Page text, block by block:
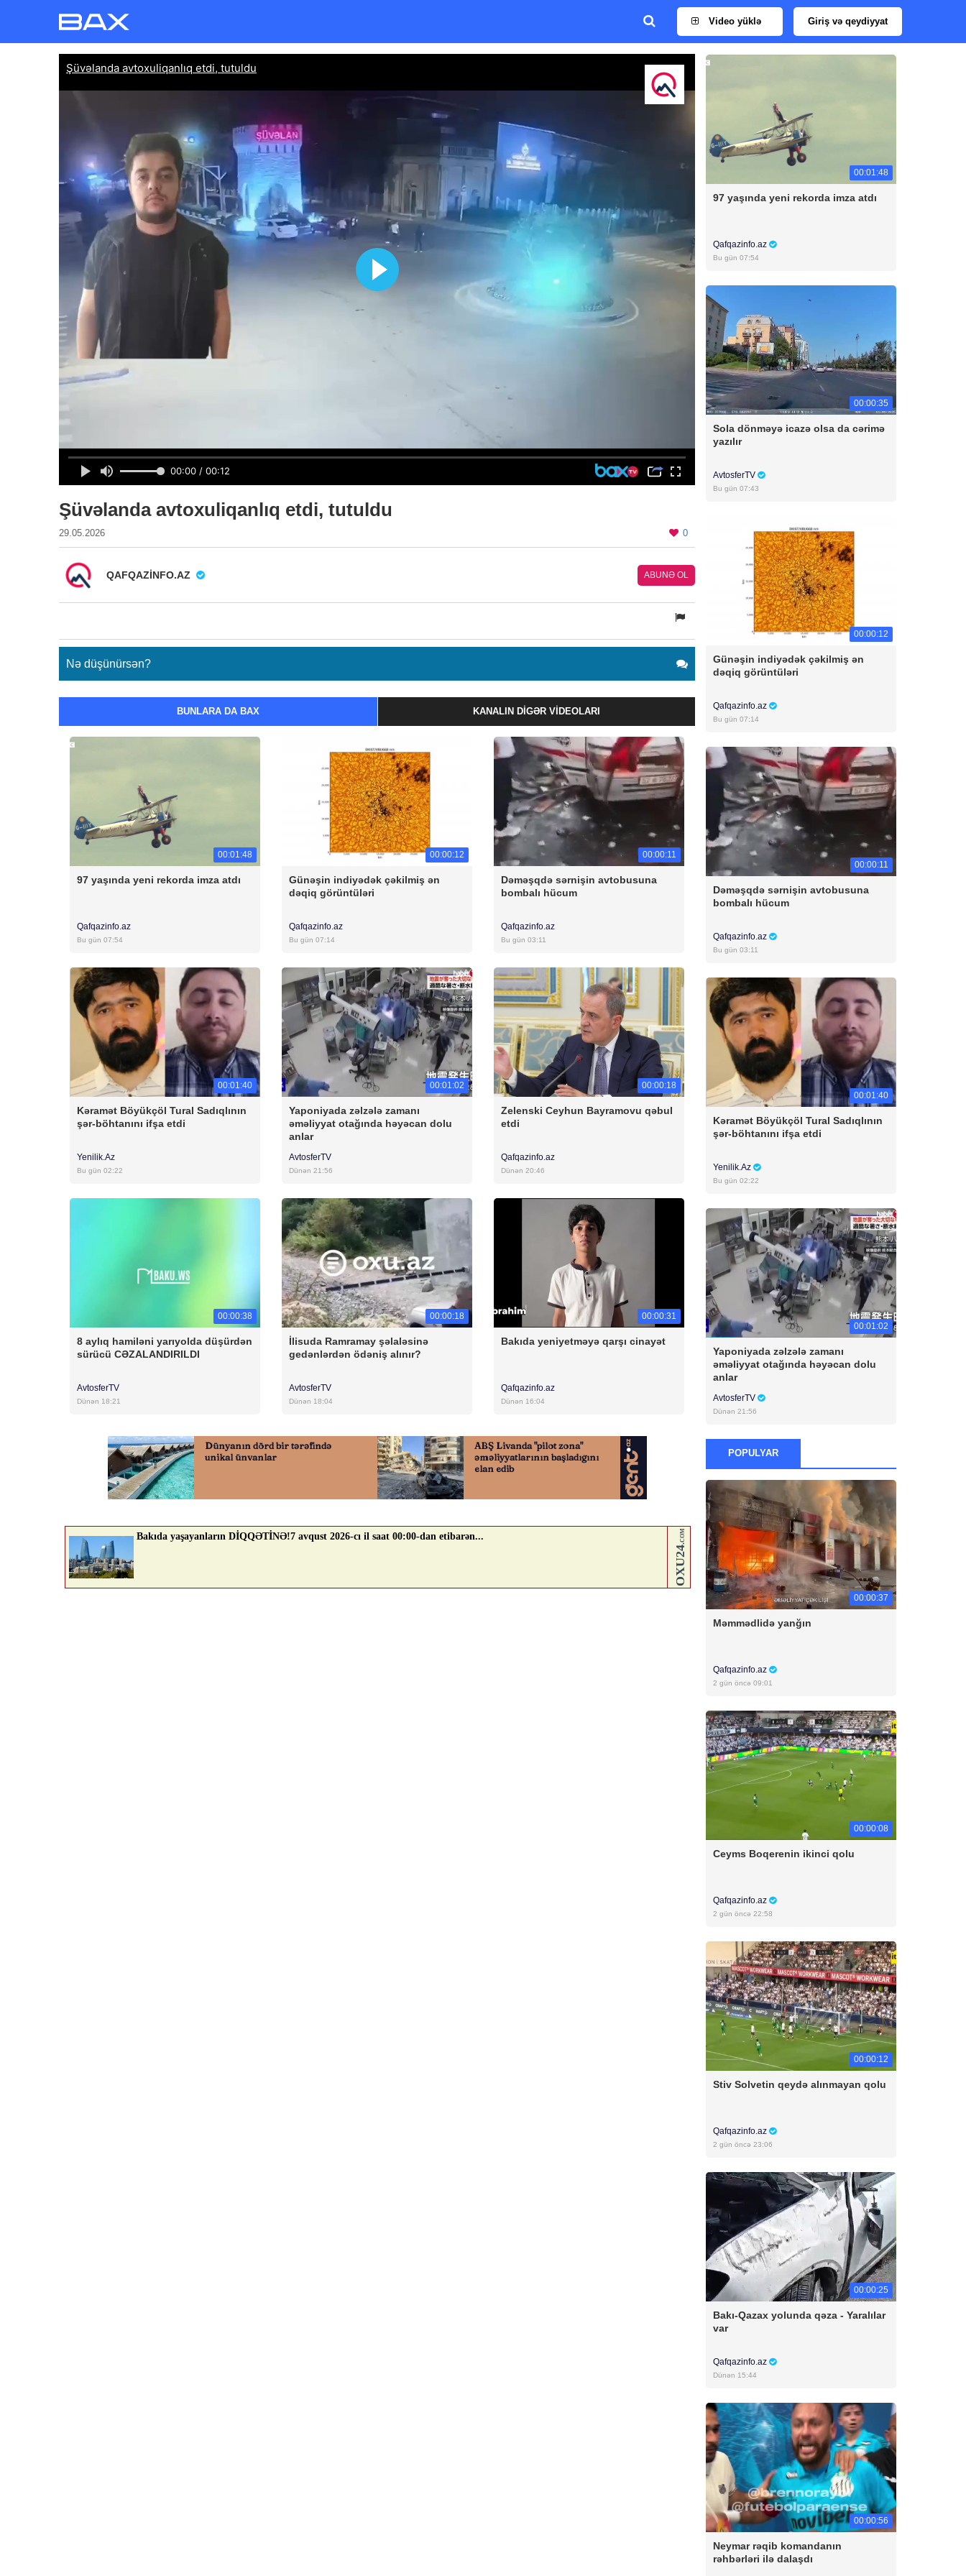
Video yüklə Giriş və qeydiyyat
Şüvəlanda avtoxuliqanlıq etdi, tutuldu
29.05.2026 0
QAFQAZINFO.AZ ABUNƏ OL
Nə düşünürsən?
BUNLARA DA BAX KANALIN DIGƏR VIDEOLARI
00:01:48
97 yaşında yeni rekorda imza atdı
Qafqazinfo.az
Bu gün 07:54
00:00:12
Günəşin indiyədək çəkilmiş ən
dəqiq görüntüləri
Qafqazinfo.az
Bu gün 07:14
00:00:11
Dəməşqdə sərnişin avtobusuna
bombalı hücum
Qafqazinfo.az
Bu gün 03:11
00:01:40
Kəramət Böyükçöl Tural Sadıqlının
şər-böhtanını ifşa etdi
Yenilik.Az
Bu gün 02:22
00:01:02
Yaponiyada zəlzələ zamanı
əməliyyat otağında həyəcan dolu
anlar
AvtosferTV
Dünən 21:56
00:00:18
Zelenski Ceyhun Bayramovu qəbul
etdi
Qafqazinfo.az
Dünən 20:46
00:00:38
8 aylıq hamiləni yarıyolda düşürdən
sürücü CƏZALANDIRILDI
AvtosferTV
Dünən 18:21
00:00:18
İlisuda Ramramay şəlaləsinə
gedənlərdən ödəniş alınır?
AvtosferTV
Dünən 18:04
00:00:31
Bakıda yeniyetməyə qarşı cinayət
Qafqazinfo.az
Dünən 16:04
00:01:48
97 yaşında yeni rekorda imza atdı
Qafqazinfo.az
Bu gün 07:54
00:00:35
Sola dönməyə icazə olsa da cərimə
yazılır
AvtosferTV
Bu gün 07:43
00:00:12
Günəşin indiyədək çəkilmiş ən
dəqiq görüntüləri
Qafqazinfo.az
Bu gün 07:14
00:00:11
Dəməşqdə sərnişin avtobusuna
bombalı hücum
Qafqazinfo.az
Bu gün 03:11
00:01:40
Kəramət Böyükçöl Tural Sadıqlının
şər-böhtanını ifşa etdi
Yenilik.Az
Bu gün 02:22
00:01:02
Yaponiyada zəlzələ zamanı
əməliyyat otağında həyəcan dolu
anlar
AvtosferTV
Dünən 21:56
POPULYAR
00:00:37
Məmmədlidə yanğın
Qafqazinfo.az
2 gün öncə 09:01
00:00:08
Ceyms Boqerenin ikinci qolu
Qafqazinfo.az
2 gün öncə 22:58
00:00:12
Stiv Solvetin qeydə alınmayan qolu
Qafqazinfo.az
2 gün öncə 23:06
00:00:25
Bakı-Qazax yolunda qəza - Yaralılar
var
Qafqazinfo.az
Dünən 15:44
00:00:56
Neymar rəqib komandanın
rəhbərləri ilə dalaşdı